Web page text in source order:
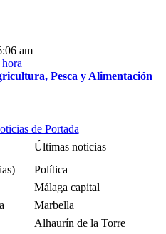
am
Pesca y Alimentación
de Portada
Últimas noticias
Política
Málaga capital
Marbella
Alhaurín de la Torre